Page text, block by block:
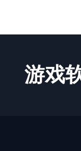
游戏